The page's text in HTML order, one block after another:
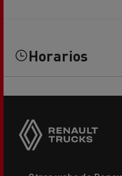
Horarios